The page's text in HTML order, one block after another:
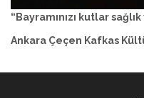
“Bayramınızı kutlar
Ankara Çeçen Kafkas